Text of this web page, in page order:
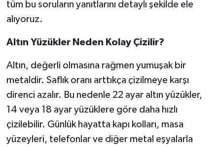
tüm bu soruların yanıtlarını detaylı şekilde ele
alıyoruz.
Altın Yüzükler Neden Kolay Çizilir?
Altın, değerli olmasına rağmen yumuşak bir
metaldir. Saflık oranı arttıkça çizilmeye karşı
direnci azalır. Bu nedenle 22 ayar altın yüzükler,
14 veya 18 ayar yüzüklere göre daha hızlı
çizilebilir. Günlük hayatta kapı kolları, masa
yüzeyleri, telefonlar ve diğer metal eşyalarla